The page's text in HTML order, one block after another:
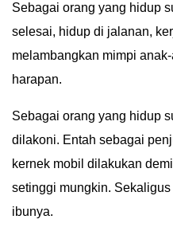
GALLERY
IN
OPINI
ADVERTORIAL
Sebagai orang yang hidup
selesai, hidup di jalanan,
melambangkan mimpi
harapan.
Sebagai orang yang hidup
dilakoni. Entah sebagai
kernek mobil dilakukan
setinggi mungkin.
ibunya.